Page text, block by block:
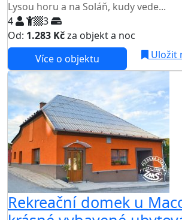
Lysou horu a na Soláň, kudy vede...
4
3
Od: 1.283 Kčza objekt a noc
Více o objektu
Uložit
Rekreační domek u